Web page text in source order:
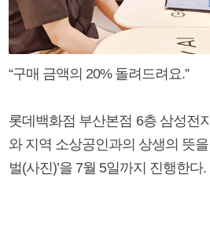
“구매 금액의 20% 돌려드려요.”
롯데백화점 부산본점 6층 삼성전
와 지역 소상공인과의 상생의 뜻
벌(사진)’을 7월 5일까지 진행한다.